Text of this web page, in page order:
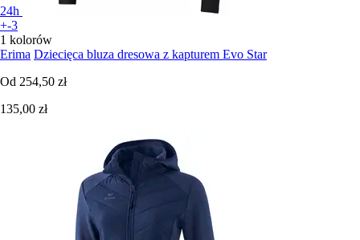
24h
+-3
1 kolorów
Erima Dziecięca bluza dresowa z kapturem Evo Star
Od 254,50 zł
135,00 zł